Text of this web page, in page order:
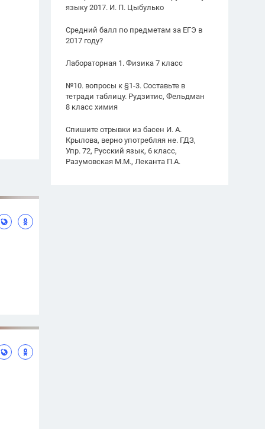
языку 2017. И. П. Цыбулько
Средний балл по предметам за ЕГЭ в
2017 году?
Лабораторная 1. Физика 7 класс
№10. вопросы к §1-3. Составьте в
тетради таблицу. Рудзитис, Фельдман
8 класс химия
Спишите отрывки из басен И. А.
Крылова, верно употребляя не. ГДЗ,
Упр. 72, Русский язык, 6 класс,
Разумовская М.М., Леканта П.А.